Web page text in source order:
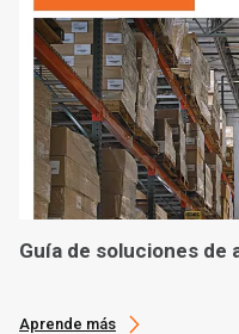
Guía de soluciones de
Aprende más